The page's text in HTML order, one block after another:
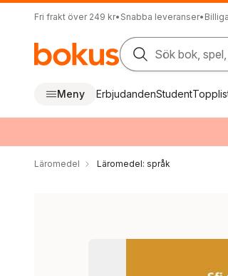
Fri frakt över 249 kr• Snabba leveranser•
Sök bok,
Meny ErbjudandenStudent
Läromedel Läromedel: språk